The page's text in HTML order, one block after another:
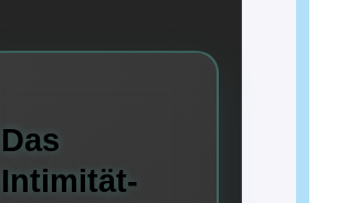
Das
Intimität-